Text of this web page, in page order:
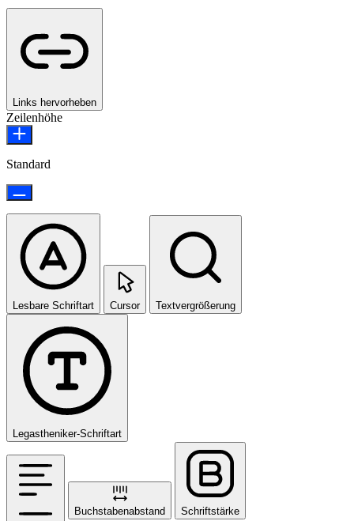
Links hervorheben
Zeilenhöhe
Standard
Lesbare Schriftart Cursor Textvergrößerung
Legastheniker-Schriftart
Buchstabenabstand Schriftstärke